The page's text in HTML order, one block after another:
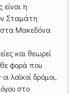
η
Σταμάτη
Μακεδόνα
και θεωρεί
φορά που
λαϊκοί δρόμοι,
στο